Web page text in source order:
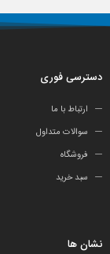
دسترسی فوری
ارتباط با ما
سوالات متداول
فروشگاه
سبد خرید
نشان ها